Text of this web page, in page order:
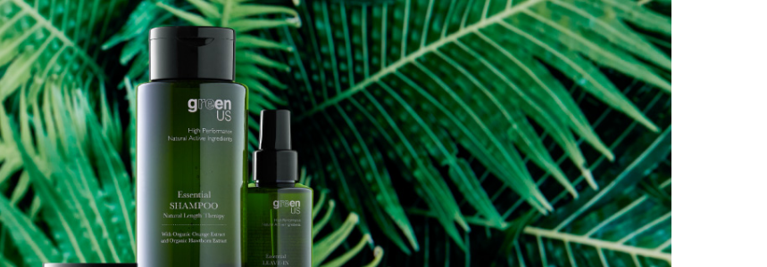
Color Line
Energy
Expression
Extra Silver
Garlic
GreenUS Curative
GreenUS Essential
Hyaluronic
Intense Restoring
Keratin
Laminescent
Milk
Fragiles et fins
Blonds, décolorés, gris
et blancs
Traités chimiquement
Colorés
Crépus et abîmés
Traités et abîmés
Brillante à effet miroir
Stressés et traités
Avec pellicules
Décolorés, colorés,
naturels ou blancs
GreenUS Curative
GreenUS Essential
Hyaluronic
Intense Restoring
Keratin
Laminescent
Milk
Purity
Saturation
Seven Shades
Silver
Sweet Curls
Crépus et abîmés
Traités et abîmés
Brillante à effet miroir
Stressés et traités
Avec pellicules
Décolorés, colorés,
naturels ou blancs
Bouclés